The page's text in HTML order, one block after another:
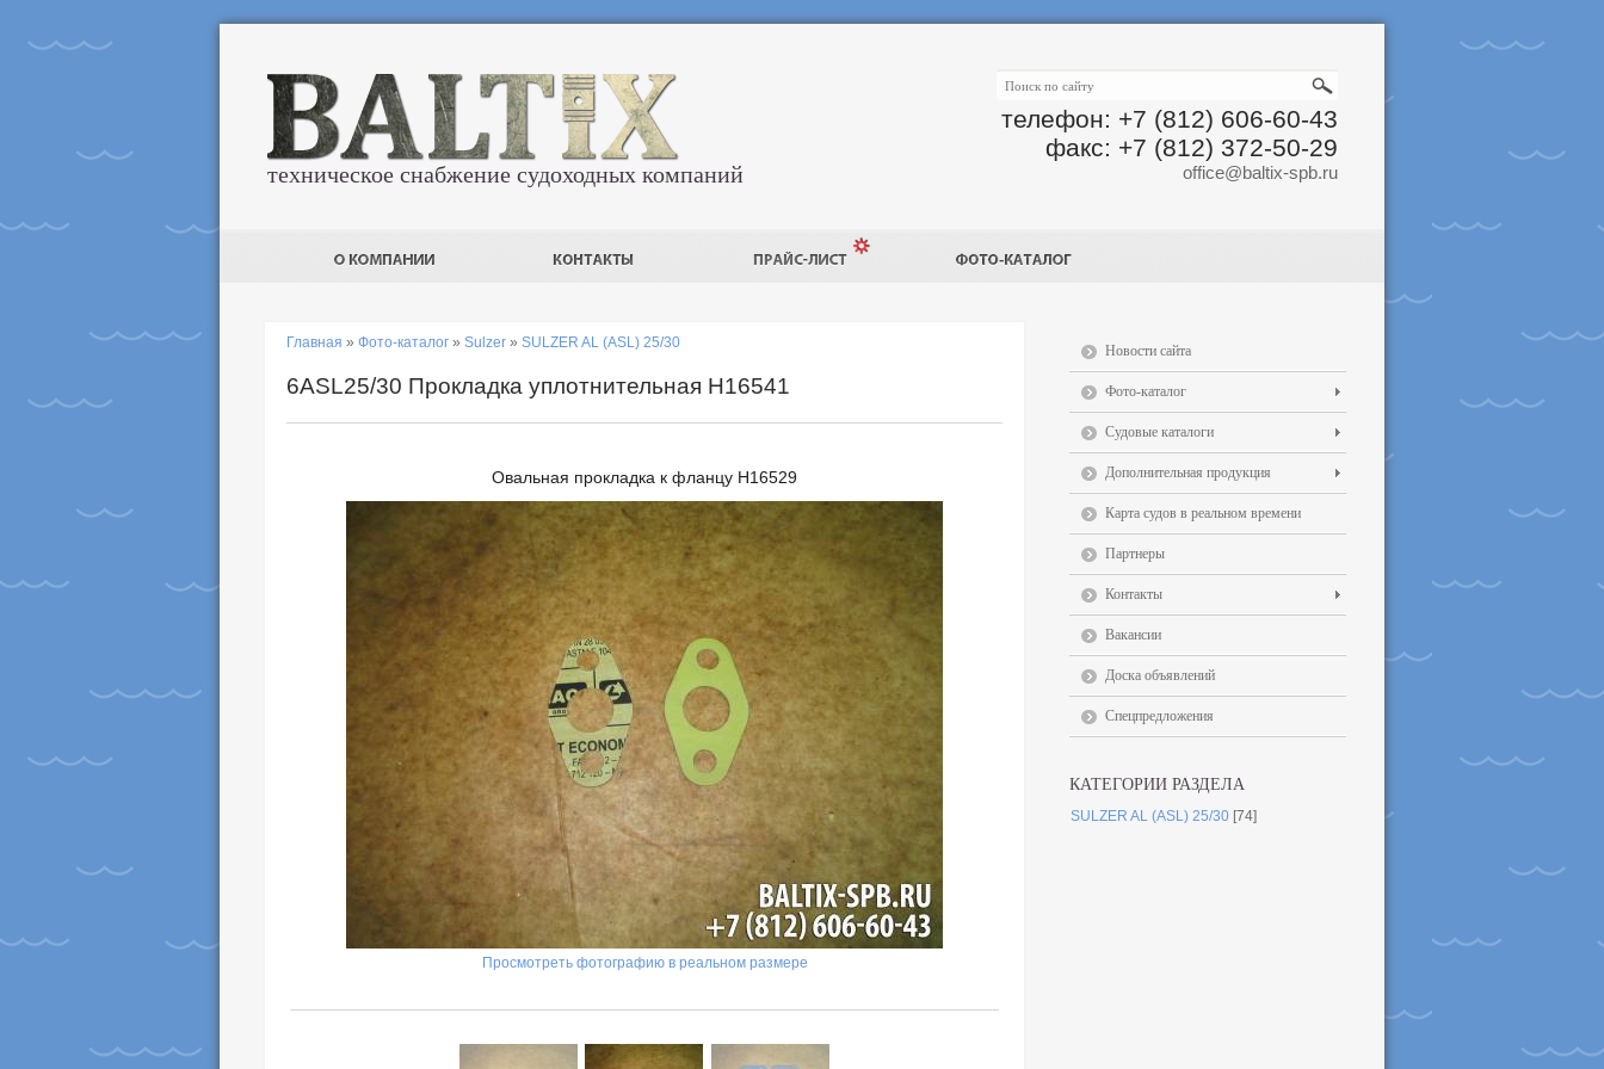
телефон: +7 (812) 606-60-43
факс: +7 (812) 372-50-29
office@baltix-spb.ru
техническое снабжение судоходных компаний
Главная » Фото-каталог » Sulzer » SULZER AL (ASL) 25/30
6ASL25/30 Прокладка уплотнительная H16541
Овальная прокладка к фланцу H16529
Просмотреть фотографию в реальном размере
Новости сайта
Фото-каталог
Судовые каталоги
Дополнительная продукция
Карта судов в реальном времени
Партнеры
Контакты
Вакансии
Доска объявлений
Спецпредложения
КАТЕГОРИИ РАЗДЕЛА
SULZER AL (ASL) 25/30 [74]